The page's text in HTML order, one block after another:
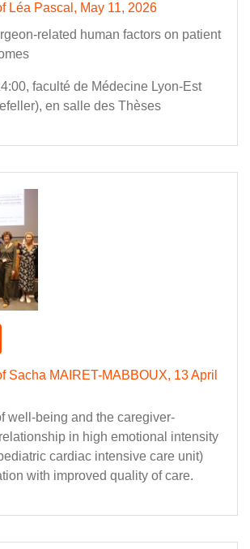
Léa Pascal, May 11, 2026
related human factors on patient
faculté de Médecine Lyon-Est
en salle des Thèses
Sacha MAIRET-MABBOUX, 13 April
well-being and the caregiver-
in high emotional intensity
cardiac intensive care unit)
with improved quality of care.